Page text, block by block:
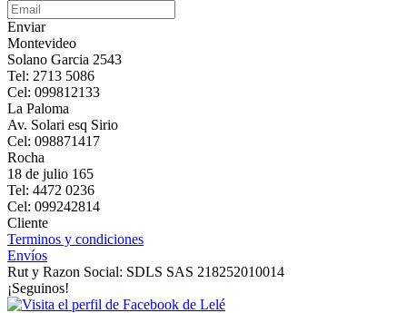
Enviar
Montevideo
Solano Garcia 2543
Tel: 2713 5086
Cel: 099812133
La Paloma
Av. Solari esq Sirio
Cel: 098871417
Rocha
18 de julio 165
Tel: 4472 0236
Cel: 099242814
Cliente
Terminos y condiciones
Envíos
Rut y Razon Social: SDLS SAS 218252010014
¡Seguinos!